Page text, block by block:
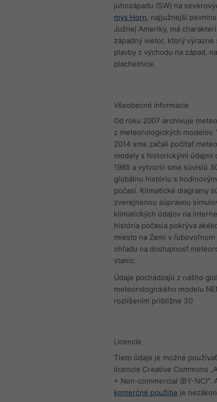
juhozápadu (SW) na
mys Horn, najjužnejší
Južnej Ameriky, má
západný vietor, ktorý výrazne
plavby z východu na západ,
plachetnice.
Všeobecné informácie
Od roku 2007 archivuje
z meteorologických modelov.
2014 sme začali počítať
modely s historickými údajmi
1985 a vytvorili sme súvislú
globálnu históriu s
počasí. Klimatické diagramy
zverejnenou súpravou
klimatických údajov na
história počasia pokrýva
miesto na Zemi v ľubovoľnom
ohľadu na dostupnosť
staníc.
Údaje pochádzajú z nášho
meteorologického modelu
rozlíšením približne 30
Licencia
Tieto údaje je možné
licencie Creative Commons
+ Non-commercial (BY-NC)“.
komerčné použitie je